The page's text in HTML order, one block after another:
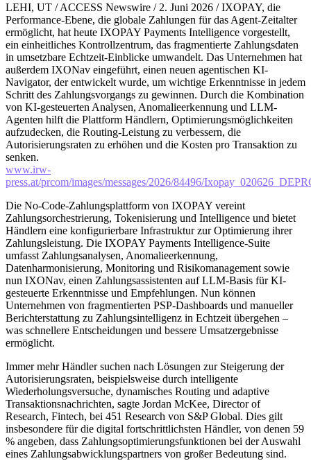
LEHI, UT / ACCESS Newswire / 2. Juni 2026 / IXOPAY, die
Performance-Ebene, die globale Zahlungen für das Agent-Zeitalter
ermöglicht, hat heute IXOPAY Payments Intelligence vorgestellt,
ein einheitliches Kontrollzentrum, das fragmentierte Zahlungsdaten
in umsetzbare Echtzeit-Einblicke umwandelt. Das Unternehmen hat
außerdem IXONav eingeführt, einen neuen agentischen KI-
Navigator, der entwickelt wurde, um wichtige Erkenntnisse in jedem
Schritt des Zahlungsvorgangs zu gewinnen. Durch die Kombination
von KI-gesteuerten Analysen, Anomalieerkennung und LLM-
Agenten hilft die Plattform Händlern, Optimierungsmöglichkeiten
aufzudecken, die Routing-Leistung zu verbessern, die
Autorisierungsraten zu erhöhen und die Kosten pro Transaktion zu
senken.
www.irw-
press.at/prcom/images/messages/2026/84496/
Die No-Code-Zahlungsplattform von IXOPAY vereint
Zahlungsorchestrierung, Tokenisierung und Intelligence und bietet
Händlern eine konfigurierbare Infrastruktur zur Optimierung ihrer
Zahlungsleistung. Die IXOPAY Payments Intelligence-Suite
umfasst Zahlungsanalysen, Anomalieerkennung,
Datenharmonisierung, Monitoring und Risikomanagement sowie
nun IXONav, einen Zahlungsassistenten auf LLM-Basis für KI-
gesteuerte Erkenntnisse und Empfehlungen. Nun können
Unternehmen von fragmentierten PSP-Dashboards und manueller
Berichterstattung zu Zahlungsintelligenz in Echtzeit übergehen –
was schnellere Entscheidungen und bessere Umsatzergebnisse
ermöglicht.
Immer mehr Händler suchen nach Lösungen zur Steigerung der
Autorisierungsraten, beispielsweise durch intelligente
Wiederholungsversuche, dynamisches Routing und adaptive
Transaktionsnachrichten, sagte Jordan McKee, Director of
Research, Fintech, bei 451 Research von S&P Global. Dies gilt
insbesondere für die digital fortschrittlichsten Händler, von denen 59
% angeben, dass Zahlungsoptimierungsfunktionen bei der Auswahl
eines Zahlungsabwicklungspartners von großer Bedeutung sind.